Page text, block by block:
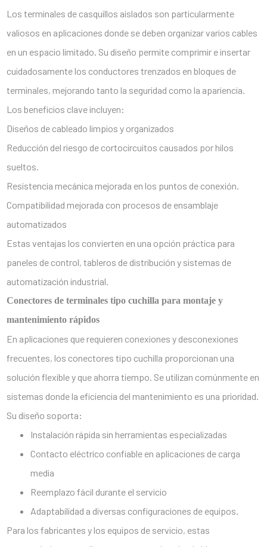
Los terminales de casquillos aislados son particularmente
valiosos en aplicaciones donde se deben organizar varios cables
en un espacio limitado. Su diseño permite comprimir e insertar
cuidadosamente los conductores trenzados en bloques de
terminales, mejorando tanto la seguridad como la apariencia.
Los beneficios clave incluyen:
Diseños de cableado limpios y organizados
Reducción del riesgo de cortocircuitos causados por hilos
sueltos.
Resistencia mecánica mejorada en los puntos de conexión.
Compatibilidad mejorada con procesos de ensamblaje
automatizados
Estas ventajas los convierten en una opción práctica para
paneles de control, tableros de distribución y sistemas de
automatización industrial.
Conectores de terminales tipo cuchilla para montaje y
mantenimiento rápidos
En aplicaciones que requieren conexiones y desconexiones
frecuentes, los conectores tipo cuchilla proporcionan una
solución flexible y que ahorra tiempo. Se utilizan comúnmente en
sistemas donde la eficiencia del mantenimiento es una prioridad.
Su diseño soporta:
Instalación rápida sin herramientas especializadas
Contacto eléctrico confiable en aplicaciones de carga
media
Reemplazo fácil durante el servicio
Adaptabilidad a diversas configuraciones de equipos.
Para los fabricantes y los equipos de servicio, estas